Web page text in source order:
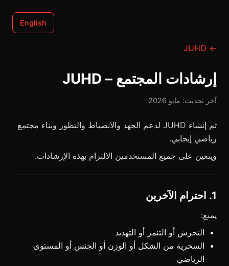
English
← JUHD
إرشادات المجتمع – JUHD
آخر تحديث: مايو 2026
تم إنشاء JUHD لدعم الجهد والانضباط والتطور وبناء مجتمع
رياضي إيجابي.
ويتعين على جميع المستخدمين الالتزام بهذه الإرشادات.
1. احترام الآخرين
يمنع:
التحرش أو التنمر أو التهديد
السخرية من الشكل أو الوزن أو الجنس أو المستوى
الرياضي